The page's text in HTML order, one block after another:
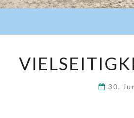
30.